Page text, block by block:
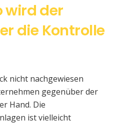
wird der
die Kontrolle
nicht nachgewiesen
gegenüber der
Hand. Die
ist vielleicht